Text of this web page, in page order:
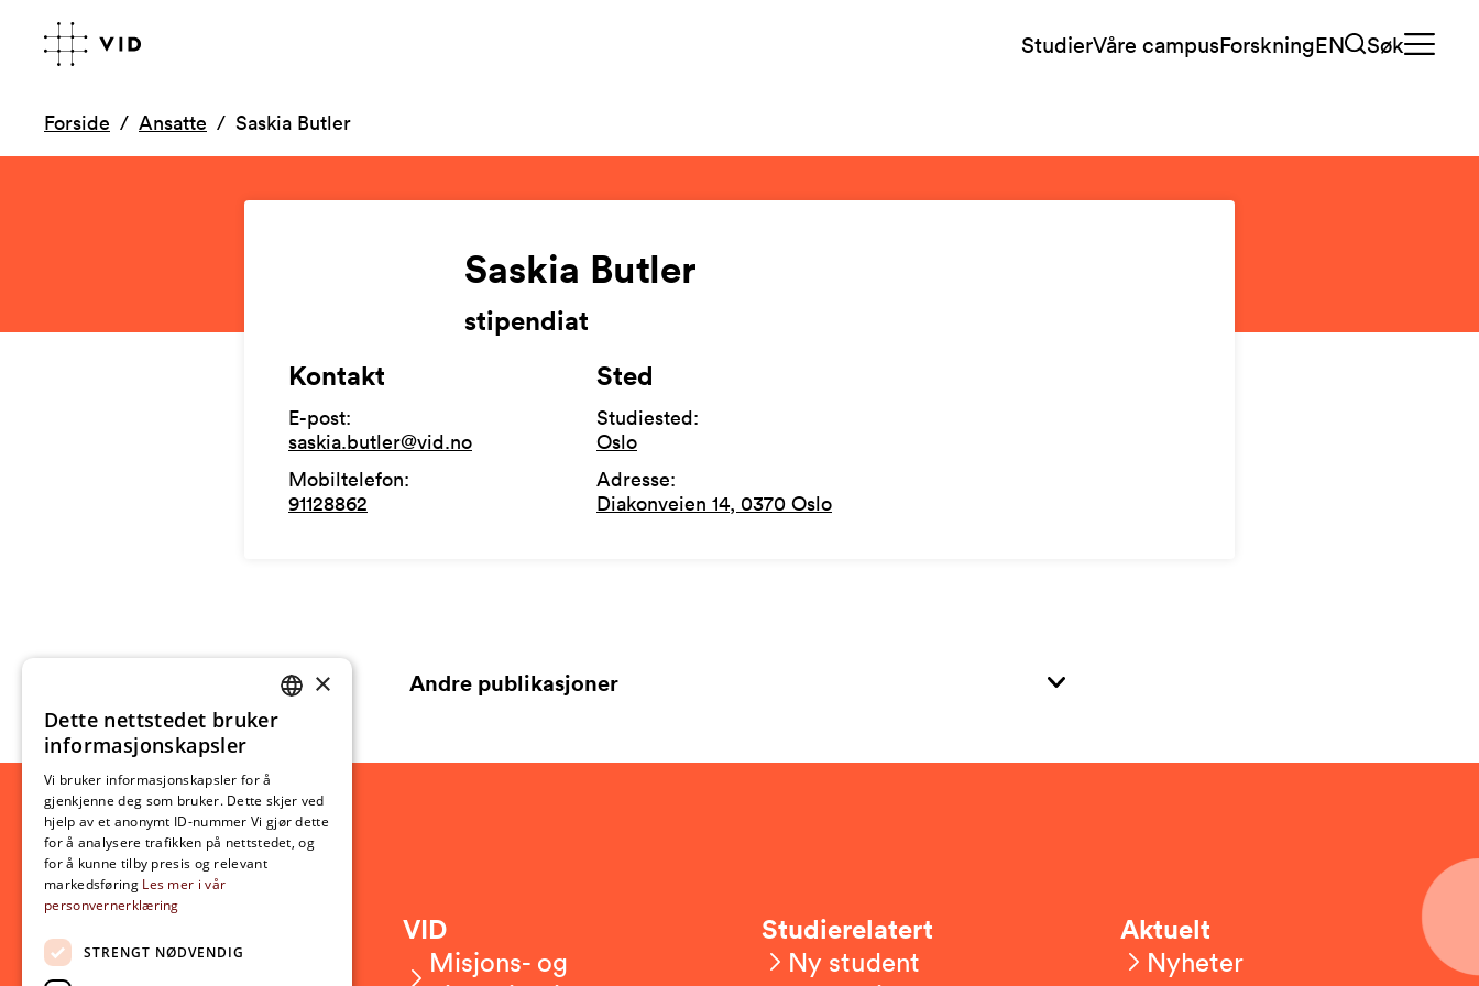
StudierVåre campusForskningEN Søk
Forside Ansatte Saskia Butler
Saskia Butler
stipendiat
Kontakt
E-post:
saskia.butler@vid.no
Mobiltelefon:
91128862
Sted
Studiested:
Oslo
Adresse:
Diakonveien 14, 0370 Oslo
Andre publikasjoner
Kontakt oss
VID
Misjons- og
Studierelatert
Ny student
Aktuelt
Nyheter
NORWEGIAN
×
Dette nettstedet bruker
informasjonskapsler
Vi bruker informasjonskapsler for å
gjenkjenne deg som bruker. Dette skjer ved
hjelp av et anonymt ID-nummer Vi gjør dette
for å analysere trafikken på nettstedet, og
for å kunne tilby presis og relevant
markedsføring Les mer i vår
personvernerklæring
STRENGT NØDVENDIG